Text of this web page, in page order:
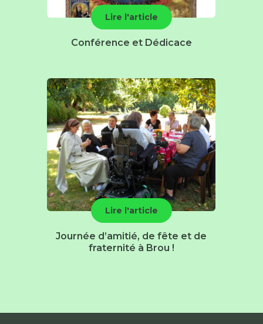
Lire l'article
Conférence et Dédicace
Lire l'article
Journée d’amitié, de fête et de
fraternité à Brou !